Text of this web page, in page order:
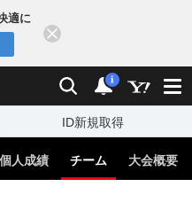
適に
検索 通知
i
ID新規取得
個人成績 チーム 大会概要